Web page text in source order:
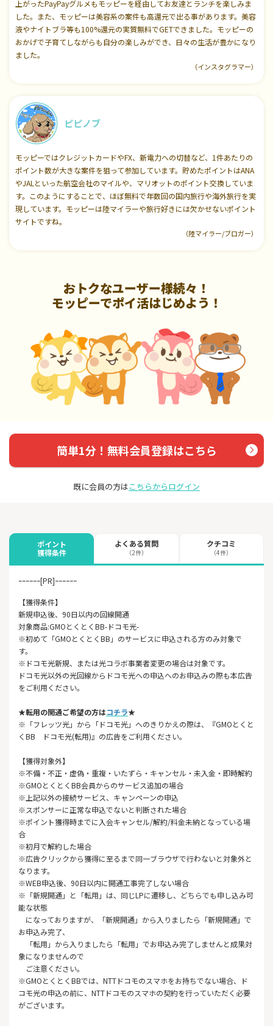
上がったPayPayグルメもモッピーを経由してお友達とランチを楽しみま
した。また、モッピーは美容系の案件も高還元で出る事があります。美容
液やナイトブラ等も100%還元の実質無料でGETできました。モッピーの
おかげで子育てしながらも自分の楽しみができ、日々の生活が豊かになり
ました。
（インスタグラマー）
ピピノブ
モッピーではクレジットカードやFX、新電力への切替など、1件あたりの
ポイント数が大きな案件を狙って参加しています。貯めたポイントはANA
やJALといった航空会社のマイルや、マリオットのポイント交換していま
す。このようにすることで、ほぼ無料で年数回の国内旅行や海外旅行を実
現しています。モッピーは陸マイラーや旅行好きには欠かせないポイント
サイトですね。
（陸マイラー/ブロガー）
おトクなユーザー様続々！
モッピーでポイ活はじめよう！
簡単1分！無料会員登録はこちら
既に会員の方はこちらからログイン
ポイント
獲得条件
よくある質問
（2件）
クチコミ
（4件）
ｰｰｰｰｰｰ[PR]ｰｰｰｰｰｰ
【獲得条件】
新規申込後、90日以内の回線開通
対象商品:GMOとくとくBB-ドコモ光-
※初めて「GMOとくとくBB」のサービスに申込される方のみ対象で
す。
※ドコモ光新規、または光コラボ事業者変更の場合は対象です。
ドコモ光以外の光回線からドコモ光への申込へのお申込みの際も本広告
をご利用ください。
★転用の開通ご希望の方はコチラ★
※「フレッツ光」から「ドコモ光」へのきりかえの際は、『GMOとくと
くBB ドコモ光(転用)』の広告をご利用ください。
【獲得対象外】
※不備・不正・虚偽・重複・いたずら・キャンセル・未入金・即時解約
※GMOとくとくBB会員からのサービス追加の場合
※上記以外の接続サービス、キャンペーンの申込
※スポンサーに正常な申込でないと判断された場合
※ポイント獲得時までに入会キャンセル/解約/料金未納となっている場
合
※初月で解約した場合
※広告クリックから獲得に至るまで同一ブラウザで行わないと対象外と
なります。
※WEB申込後、90日以内に開通工事完了しない場合
※「新規開通」と「転用」は、同じLPに遷移し、どちらでも申し込み可
能な状態
になっておりますが、「新規開通」から入りましたら「新規開通」で
お申込み完了、
「転用」から入りましたら「転用」でお申込み完了しませんと成果対
象になりませんので
ご注意ください。
※GMOとくとくBBでは、NTTドコモのスマホをお持ちでない場合、ド
コモ光の申込の前に、NTTドコモのスマホの契約を行っていただく必要
がございます。